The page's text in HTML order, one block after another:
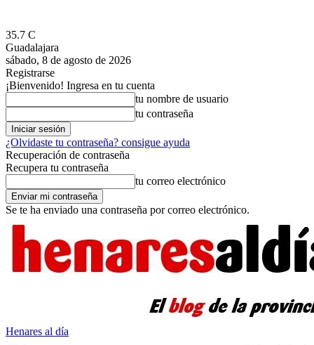
35.7 C
Guadalajara
sábado, 8 de agosto de 2026
Registrarse
¡Bienvenido! Ingresa en tu cuenta
tu nombre de usuario
tu contraseña
¿Olvidaste tu contraseña? consigue ayuda
Recuperación de contraseña
Recupera tu contraseña
tu correo electrónico
Se te ha enviado una contraseña por correo electrónico.
Henares al día